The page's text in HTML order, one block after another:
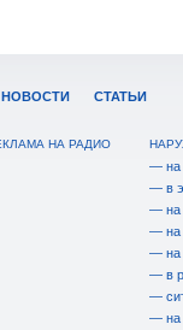
НОВОСТИ СТАТЬИ
НА РАДИО
— на
— в
— на
— на
— на
— в
—
— на